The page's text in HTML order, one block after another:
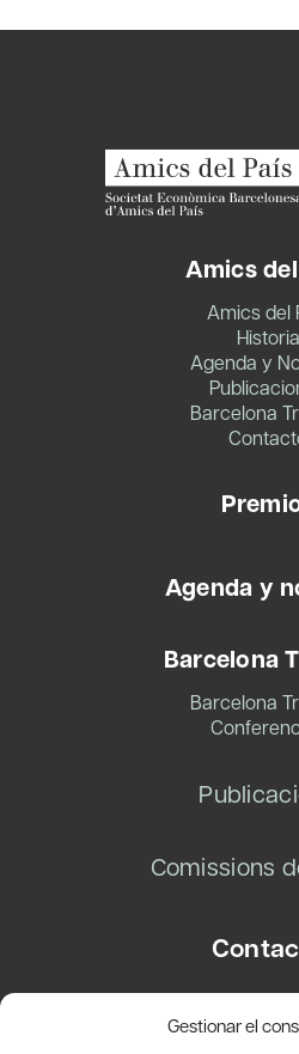
Gestionar el
Amics
Amics del
Historia
Agenda y
Barcelona
Agenda y
Barcelona
Barcelona
Comissions
08003